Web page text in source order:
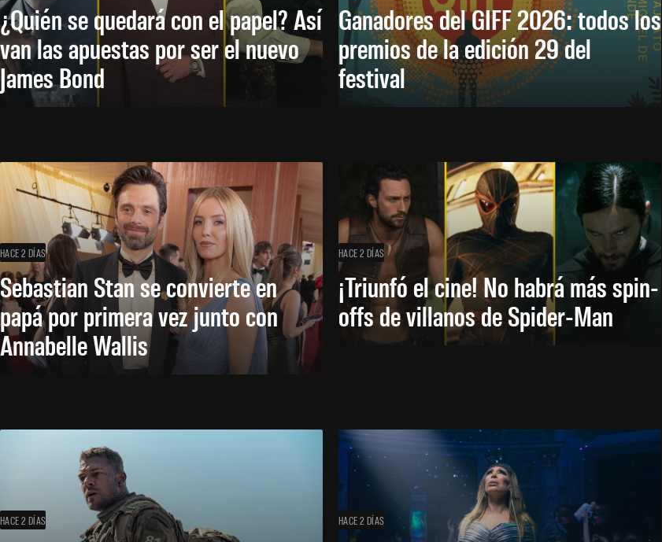
¿Quién se quedará con el papel? Así
van las apuestas por ser el nuevo
James Bond
Ganadores del GIFF 2026: todos los
premios de la edición 29 del
festival
HACE 2 DÍAS
Sebastian Stan se convierte en
papá por primera vez junto con
Annabelle Wallis
HACE 2 DÍAS
¡Triunfó el cine! No habrá más spin-
offs de villanos de Spider-Man
HACE 2 DÍAS HACE 2 DÍAS